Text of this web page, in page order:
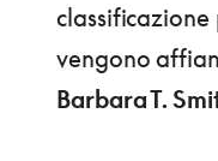
vengono
Barbara T.